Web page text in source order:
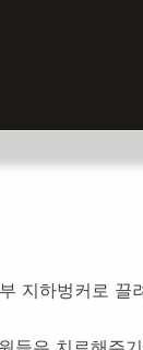
:2020년 11월 9일
지하벙커로 끌